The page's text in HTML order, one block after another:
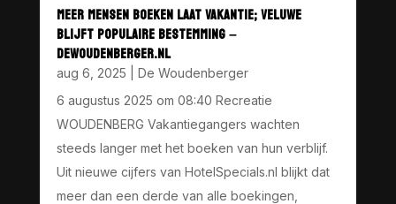
MEER MENSEN BOEKEN LAAT VAKANTIE; VELUWE
BLIJFT POPULAIRE BESTEMMING –
DEWOUDENBERGER.NL
aug 6, 2025
De Woudenberger
6 augustus 2025 om 08:40 Recreatie
WOUDENBERG Vakantiegangers wachten
steeds langer met het boeken van hun verblijf.
Uit nieuwe cijfers van HotelSpecials.nl blijkt dat
meer dan een derde van alle boekingen,